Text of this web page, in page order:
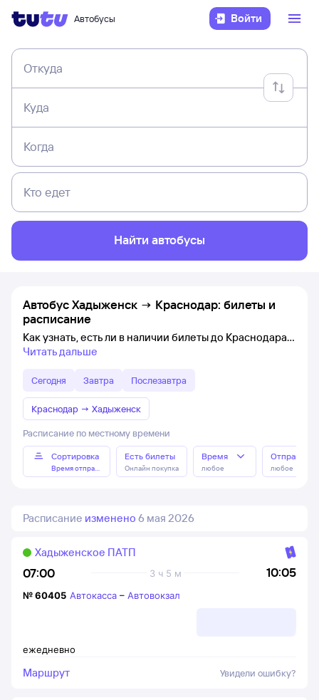
Автобусы Войти
Откуда
Куда
Когда
Кто едет
Найти автобусы
Автобус Хадыженск → Краснодар: билеты и
расписание
Как узнать, есть ли в наличии билеты до Краснодара
Читать дальше
Сегодня Завтра Послезавтра
Краснодар → Хадыженск
Расписание по местному времени
Сортировка
Время отправления
Есть билеты
Онлайн покупка
Время
любое любое
Расписание изменено 6 мая 2026
07:00 10:05
3 ч 5 м
Хадыженское ПАТП
ежедневно
№60405 Автокасса – Автовокзал
Маршрут Увидели ошибку?